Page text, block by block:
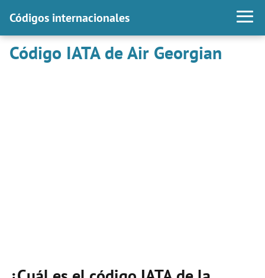
Códigos internacionales
Código IATA de Air Georgian